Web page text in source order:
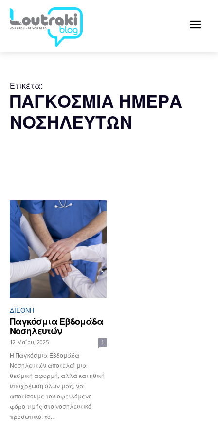
Ετικέτα:
ΠΑΓΚΟΣΜΙΑ ΗΜΕΡΑ
ΝΟΣΗΛΕΥΤΩΝ
ΔΙΕΘΝΉ
Παγκόσμια Εβδομάδα
Νοσηλευτών
12 Μαΐου, 2025 1
Η Παγκόσμια Εβδομάδα
Νοσηλευτών αποτελεί μια
θεσμική αφορμή, αλλά και ηθική
υποχρέωση όλων μας, να
αποτίσουμε τον οφειλόμενο
φόρο τιμής στο νοσηλευτικό
προσωπικό, το...